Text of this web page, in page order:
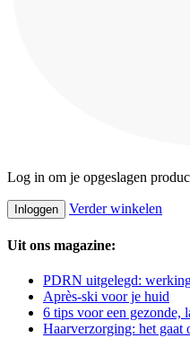
Log in om je opgeslagen
Inloggen Verder winkelen
Uit ons magazine:
PDRN uitgelegd:
Après-ski voor je huid
6 tips voor een gezonde,
Haarverzorging: het gaat